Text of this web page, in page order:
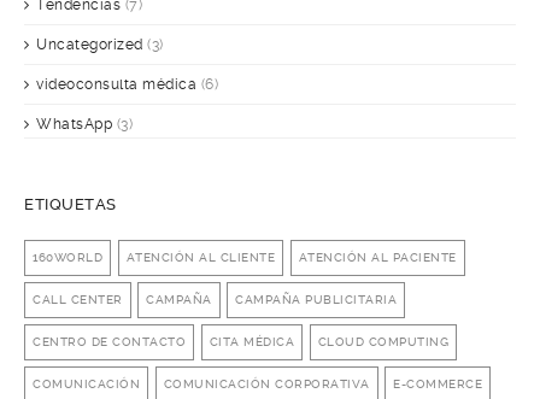
Tendencias (7)
Uncategorized (3)
videoconsulta médica (6)
WhatsApp (3)
ETIQUETAS
160WORLD ATENCIÓN AL CLIENTE ATENCIÓN AL PACIENTE
CALL CENTER CAMPAÑA CAMPAÑA PUBLICITARIA
CENTRO DE CONTACTO CITA MÉDICA CLOUD COMPUTING
COMUNICACIÓN COMUNICACIÓN CORPORATIVA E-COMMERCE